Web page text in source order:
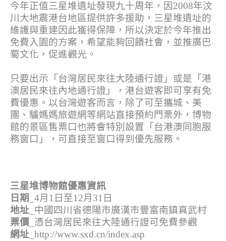
今年正值三星堆遺址發現九十周年，因2008年汶
川大地震港台地區提供許多援助，三星堆遺址的
維護與重建因此獲得保障，所以決定於今年推出
免費入園的方案，希望能夠回饋社會，並推廣巴
蜀文化，促進觀光。
只要出示「台灣居民來往大陸通行證」或是「港
澳居民來往內地通行證」，港台遊客即可享有免
費優惠。以台灣遊客而言，除了可至攜城、美
團、驢媽媽旅遊網等網站直接預約門票外，博物
館的景區售票口也將會特別設置「台港澳同胞服
務窗口」，可直接至窗口得到優先服務。
三星堆博物館優惠資訊
日期
_4月1日至12月31日
地址 _中國四川省德陽市廣漢市豐富南鎮真武村
票價 _憑台灣居民來往大陸通行證可免費參觀
網址 _http://www.sxd.cn/index.asp